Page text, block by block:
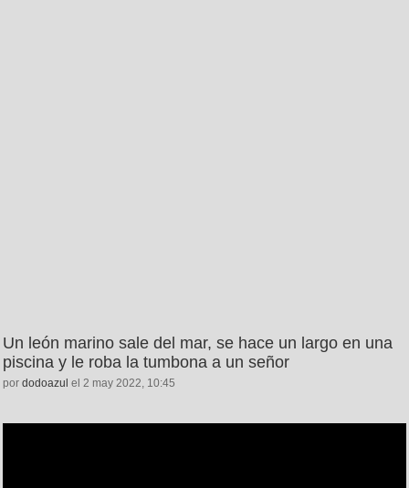
Un león marino sale del mar, se hace un largo en una
piscina y le roba la tumbona a un señor
por dodoazul el 2 may 2022, 10:45